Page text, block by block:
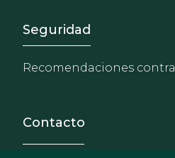
Footer -
Seguridad
Recomendaciones
Contacto